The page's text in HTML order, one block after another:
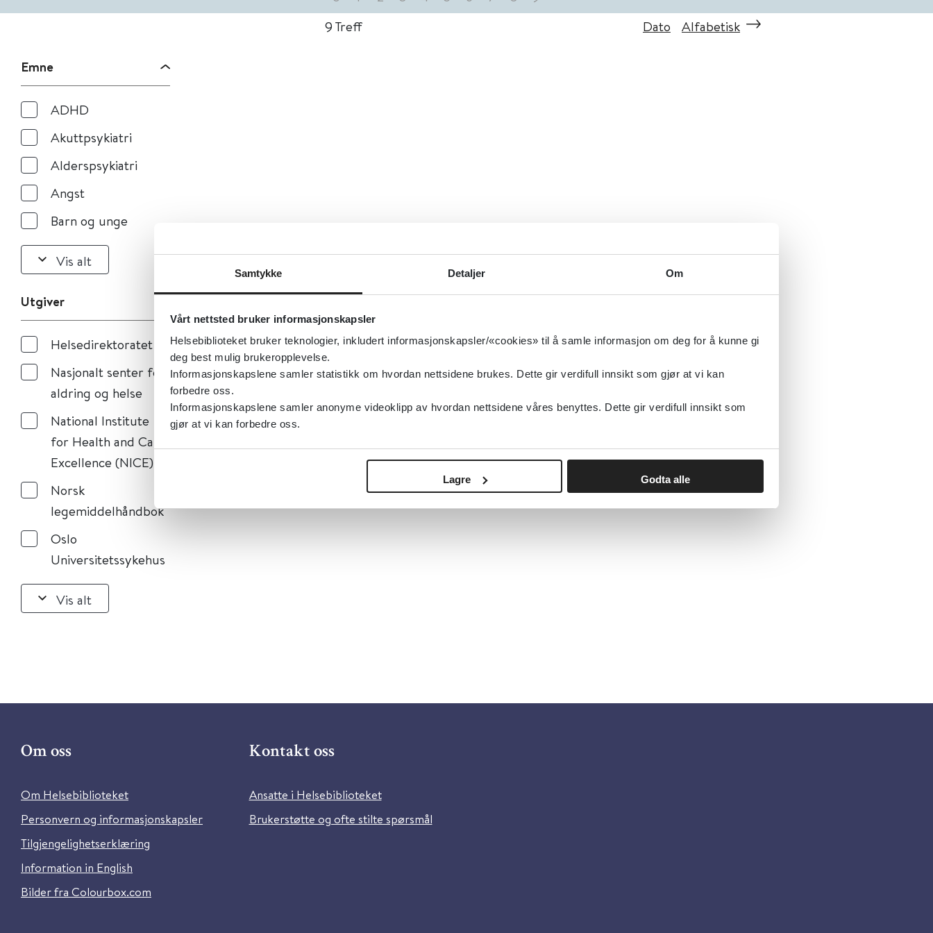
Samtykke Detaljer Om
Vårt nettsted bruker informasjonskapsler
Helsebiblioteket bruker teknologier, inkludert informasjonskapsler/«cookies» til å samle informasjon om deg for å kunne gi
deg best mulig brukeropplevelse.
Informasjonskapslene samler statistikk om hvordan nettsidene brukes. Dette gir verdifull innsikt som gjør at vi kan
forbedre oss.
Informasjonskapslene samler anonyme videoklipp av hvordan nettsidene våres benyttes. Dette gir verdifull innsikt som
gjør at vi kan forbedre oss.
Lagre Godta alle
Emne
ADHD
Akuttpsykiatri
Alderspsykiatri
Angst
Barn og unge
Vis alt
Utgiver
Helsedirektoratet
Nasjonalt senter for
aldring og helse
National Institute
for Health and Care
Excellence (NICE)
Norsk
legemiddelhåndbok
Oslo
Universitetssykehus
Vis alt
9 Treff Dato Alfabetisk
Om oss
Om Helsebiblioteket
Personvern og informasjonskapsler
Tilgjengelighetserklæring
Information in English
Bilder fra Colourbox.com
Kontakt oss
Ansatte i Helsebiblioteket
Brukerstøtte og ofte stilte spørsmål